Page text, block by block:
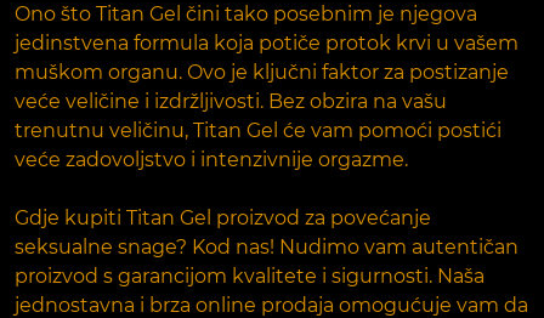
Ono što Titan Gel čini tako posebnim je njegova
jedinstvena formula koja potiče protok krvi u vašem
muškom organu. Ovo je ključni faktor za postizanje
veće veličine i izdržljivosti. Bez obzira na vašu
trenutnu veličinu, Titan Gel će vam pomoći postići
veće zadovoljstvo i intenzivnije orgazme.
Gdje kupiti Titan Gel proizvod za povećanje
seksualne snage? Kod nas! Nudimo vam autentičan
proizvod s garancijom kvalitete i sigurnosti. Naša
jednostavna i brza online prodaja omogućuje vam da